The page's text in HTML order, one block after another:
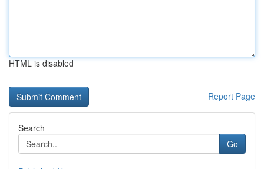
HTML is disabled
Report Page
Search
Go